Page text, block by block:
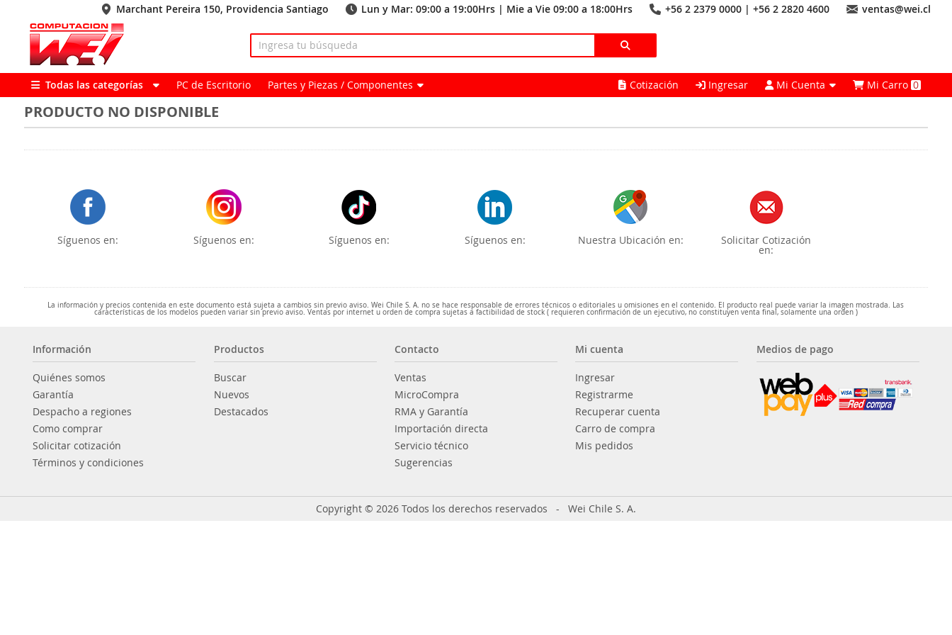
Marchant Pereira 150, Providencia Santiago Lun y Mar: 09:00 a 19:00Hrs | Mie a Vie 09:00 a 18:00Hrs +56 2 2379 0000 | +56 2 2820 4600 ventas@wei.cl
Todas las categorías PC de Escritorio Partes y Piezas / Componentes Cotización Ingresar Mi Cuenta Mi Carro0
PRODUCTO NO DISPONIBLE
Síguenos en: Síguenos en: Síguenos en: Síguenos en: Nuestra Ubicación en: Solicitar Cotización
en:
La información y precios contenida en este documento está sujeta a cambios sin previo aviso. Wei Chile S. A. no se hace responsable de errores técnicos o editoriales u omisiones en el contenido. El producto real puede variar la imagen mostrada. Las
características de los modelos pueden variar sin previo aviso. Ventas por internet u orden de compra sujetas a factibilidad de stock ( requieren confirmación de un ejecutivo, no constituyen venta final, solamente una orden )
Información
Quiénes somos
Garantía
Despacho a regiones
Como comprar
Solicitar cotización
Términos y condiciones
Productos
Buscar
Nuevos
Destacados
Contacto
Ventas
MicroCompra
RMA y Garantía
Importación directa
Servicio técnico
Sugerencias
Mi cuenta
Ingresar
Registrarme
Recuperar cuenta
Carro de compra
Mis pedidos
Medios de pago
Copyright © 2026 Todos los derechos reservados - Wei Chile S. A.